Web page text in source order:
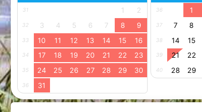
31 1 2
32 3 4 5 6 7 8 9
33 10 11 12 13 14 15 16
34 17 18 19 20 21 22 23
35 24 25 26 27 28 29 30
36 31
36 1
37 7 8
38 14 15
39 21 22
40 28 29